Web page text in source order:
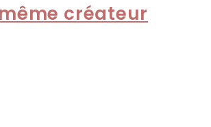
créateur